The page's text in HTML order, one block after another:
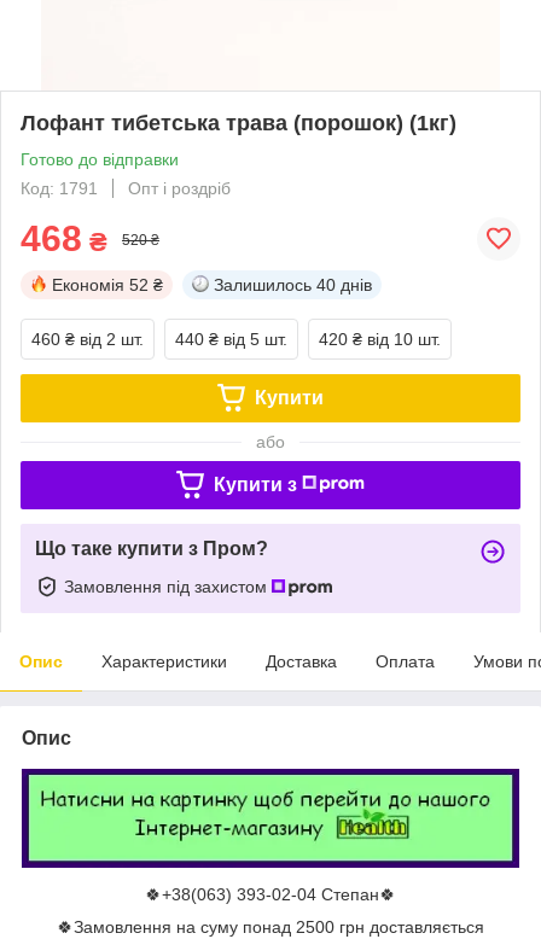
Лофант тибетська трава (порошок) (1кг)
Готово до відправки
Код: 1791
Опт і роздріб
468 ₴ 520 ₴
Економія 52 ₴ Залишилось 40 днів
460 ₴ від 2 шт. 440 ₴ від 5 шт. 420 ₴ від 10 шт.
Купити
або
Купити з
Що таке купити з Пром?
Замовлення під захистом
Опис Характеристики Доставка Оплата Умови
Опис
🍀+38(063) 393-02-04 Степан🍀
🍀Замовлення на суму понад 2500 грн доставляється